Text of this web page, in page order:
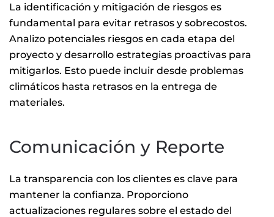
La identificación y mitigación de riesgos es
fundamental para evitar retrasos y sobrecostos.
Analizo potenciales riesgos en cada etapa del
proyecto y desarrollo estrategias proactivas para
mitigarlos. Esto puede incluir desde problemas
climáticos hasta retrasos en la entrega de
materiales.
Comunicación y Reporte
La transparencia con los clientes es clave para
mantener la confianza. Proporciono
actualizaciones regulares sobre el estado del